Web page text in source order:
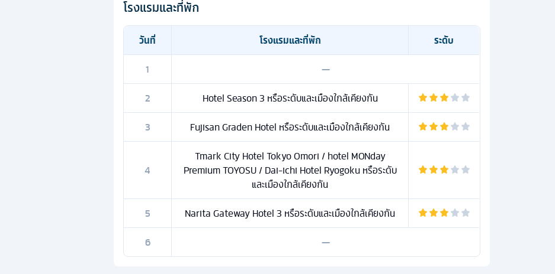
โรงแรมและที่พัก
วันที่ โรงแรมและที่พัก
ระดับ
1
—
2
Hotel Season 3 หรือระดับและเมืองใกล้เคียงกัน
3
Fujisan Graden Hotel หรือระดับและเมืองใกล้เคียงกัน
4
Tmark City Hotel Tokyo Omori / hotel MONday
Premium TOYOSU / Dai-ichi Hotel Ryogoku หรือระดับ
และเมืองใกล้เคียงกัน
5
Narita Gateway Hotel 3 หรือระดับและเมืองใกล้เคียงกัน
6
—